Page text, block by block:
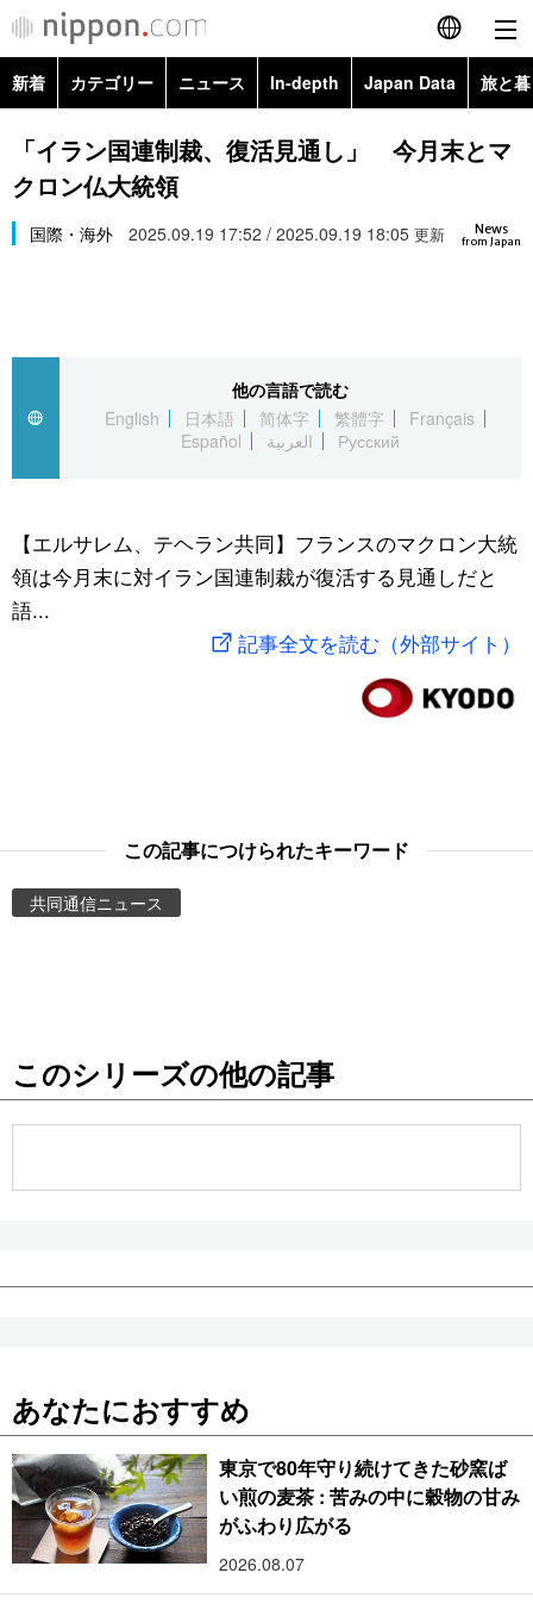
English
简体字
Русский
カテゴリー
経済・ビジネス
国際
文化
トップ
アーカイブ
In-depth
Japan Data
動画/Live
People
新着 カテゴリー ニュース In-depth Japan Data 旅と
政治・外交
経済・ビジネス
スポーツ・東京2020
Topics
「イラン国連制裁、復活見通し」 今月末とマ
クロン仏大統領
News
from Japan
国際・海外 2025.09.19 17:52 / 2025.09.19 18:05 更新
他の言語で読む
English
日本語 简体字 繁體字
Français
Español
العربية Русский
【エルサレム、テヘラン共同】フランスのマクロン大統
領は今月末に対イラン国連制裁が復活する見通しだと
語...
記事全文を読む（外部サイト）
この記事につけられたキーワード
共同通信ニュース
このシリーズの他の記事
あなたにおすすめ
東京で80年守り続けてきた砂窯ば
い煎の麦茶 : 苦みの中に穀物の甘み
がふわり広がる
2026.08.07